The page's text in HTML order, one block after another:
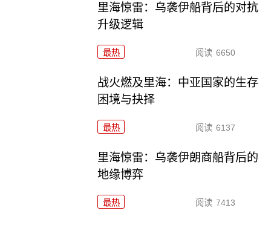
里海惊雷：乌袭伊船背后的对抗
升级逻辑
最热 阅读 6650
战火燃及里海：中亚国家的生存
困境与抉择
最热 阅读 6137
里海惊雷：乌袭伊朗商船背后的
地缘博弈
最热 阅读 7413